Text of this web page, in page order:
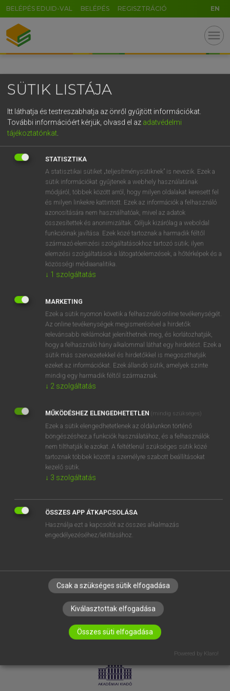
BELÉPÉS EDUID-VAL BELÉPÉS REGISZTRÁCIÓ EN
menu
OOOOPS!
SZOTAR.NET APPLIKÁCIÓ
MICROSOFT OFFICE BŐVÍTMÉNY
BEÉPÜLŐ SZÓTÁRMODUL
ONLINE NYELVVIZSGA
EGYÉNI FELHASZNÁLÓKNAK
TANULÓKNAK
OKTATÁSI INTÉZMÉNYEKNEK
VÁLLALATI MEGOLDÁSOK
RÓLUNK
ELÉRHETŐSÉG
SÜTI BEÁLLÍTÁSOK
LICENCSZERZŐDÉS ADATVÉDELEM
SÜTIK LISTÁJA
Itt láthatja és testreszabhatja az önről gyűjtött információkat.
További információért kérjük, olvasd el az adatvédelmi
tájékoztatónkat
STATISZTIKA
A statisztikai sütiket „teljesítménysütiknek” is nevezik. Ezek a
sütik információkat gyűjtenek a webhely használatának
módjáról, többek között arról, hogy milyen oldalakat keresett fel
és milyen linkekre kattintott. Ezek az információk a felhasználó
azonosítására nem használhatóak, mivel az adatok
összesítettek és anonimizáltak. Céljuk kizárólag a weboldal
funkcióinak javítása. Ezek közé tartoznak a harmadik féltől
származó elemzési szolgáltatásokhoz tartozó sütik; ilyen
elemzési szolgáltatások a látogatóelemzések, a hőtérképek és a
közösségi médiaanalitika.
↓ 1 szolgáltatás
MARKETING
Ezek a sütik nyomon követik a felhasználó online tevékenységét.
Az online tevékenységek megismerésével a hirdetők
relevánsabb reklámokat jeleníthetnek meg, és korlátozhatják,
hogy a felhasználó hány alkalommal láthat egy hirdetést. Ezek a
sütik más szervezetekkel és hirdetőkkel is megoszthatják
ezeket az információkat. Ezek állandó sütik, amelyek szinte
mindig egy harmadik féltől származnak.
↓ 2 szolgáltatás
MŰKÖDÉSHEZ ELENGEDHETETLEN (mindig szükséges)
Ezek a sütik elengedhetetlenek az oldalunkon történő
böngészéshez,a funkciók használatához, és a felhasználók
nem tilthatják le azokat. A feltétlenül szükséges sütik közé
tartoznak többek között a személyre szabott beállításokat
kezelő sütik.
↓ 3 szolgáltatás
ÖSSZES APP ÁTKAPCSOLÁSA
Használja ezt a kapcsolót az összes alkalmazás
engedélyezéséhez/letiltásához.
Csak a szükséges sütik elfogadása
Kiválasztottak elfogadása
Összes süti elfogadása
Powered by Klaro!
GR
5
g h k l
v b n m , . - AltGr